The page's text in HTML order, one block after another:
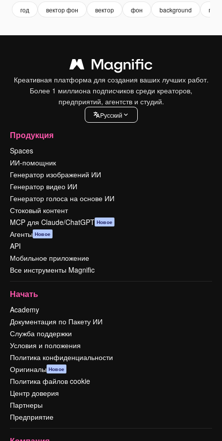
год вектор фон вектор фон background
Креативная платформа для создания ваших лучших работ.
Более 1 миллиона подписчиков среди креаторов,
предприятий, агентств и студий.
Pусский
Продукция
Spaces
ИИ-помощник
Генератор изображений ИИ
Генератор видео ИИ
Генератор голоса на основе ИИ
Стоковый контент
MCP для Claude/ChatGPT Новое
Агенты Новое
API
Мобильное приложение
Все инструменты Magnific
Начать
Academy
Документация по Пакету ИИ
Служба поддержки
Условия и положения
Политика конфиденциальности
Оригиналы Новое
Политика файлов cookie
Центр доверия
Партнеры
Предприятие